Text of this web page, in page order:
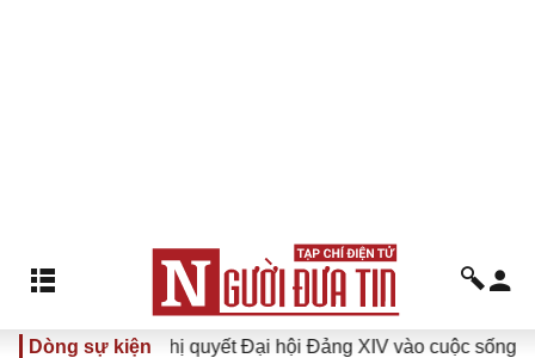
Dòng sự kiện
Đưa Nghị quyết Đại hội Đảng XIV vào cuộc sống